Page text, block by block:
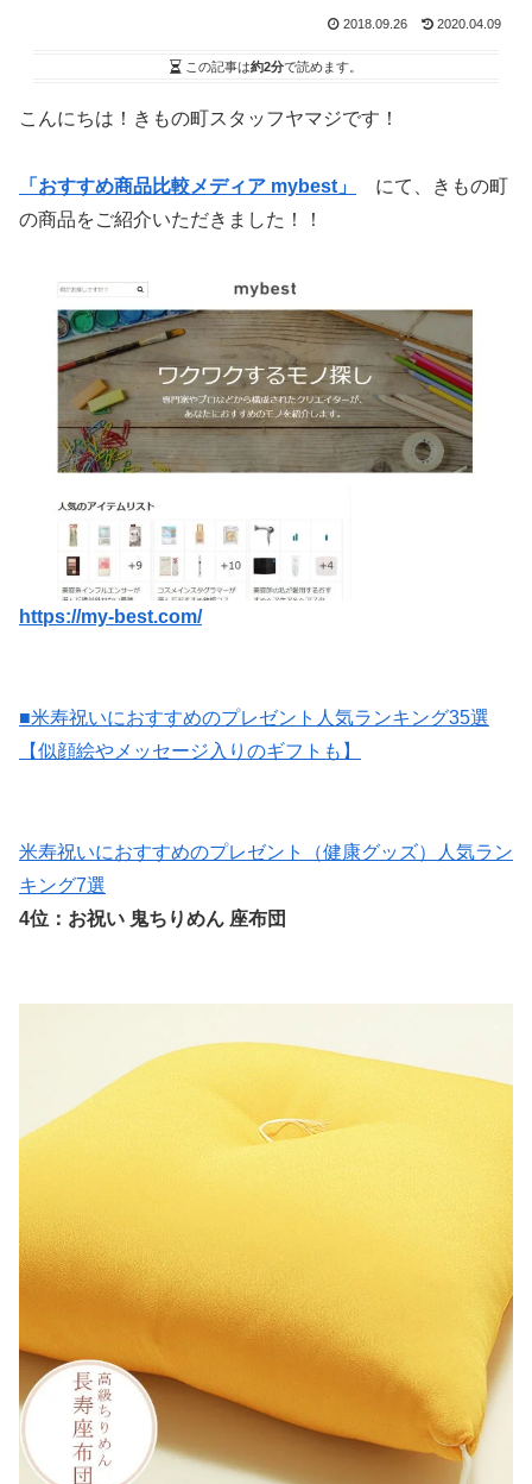
2018.09.26 2020.04.09
この記事は約2分で読めます。
こんにちは！きもの町スタッフヤマジです！
「おすすめ商品比較メディア mybest」
にて、きもの町
の商品をご紹介いただきました！！
https://my-best.com/
■米寿祝いにおすすめのプレゼント人気ランキング35選
【似顔絵やメッセージ入りのギフトも】
米寿祝いにおすすめのプレゼント（健康グッズ）人気ラン
キング7選
4位：お祝い 鬼ちりめん 座布団